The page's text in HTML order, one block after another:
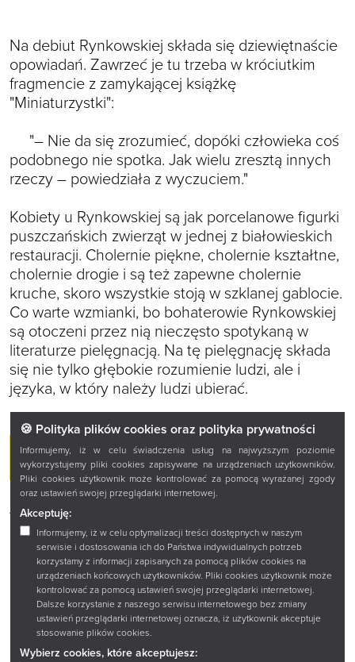
🍪 Polityka plików cookies oraz polityka prywatności
Informujemy, iż w celu świadczenia usług na najwyższym poziomie
wykorzystujemy pliki cookies zapisywane na urządzeniach użytkowników.
Pliki cookies użytkownik może kontrolować za pomocą wyrażanej zgody
oraz ustawień swojej przeglądarki internetowej.
Akceptuję:
Informujemy, iż w celu optymalizacji treści dostępnych w naszym
serwisie i dostosowania ich do Państwa indywidualnych potrzeb
korzystamy z informacji zapisanych za pomocą plików cookies na
urządzeniach końcowych użytkowników. Pliki cookies użytkownik może
kontrolować za pomocą ustawień swojej przeglądarki internetowej.
Dalsze korzystanie z naszego serwisu internetowego bez zmiany
ustawień przeglądarki internetowej oznacza, iż użytkownik akceptuje
stosowanie plików cookies.
Wybierz cookies, które akceptujesz:
Na debiut Rynkowskiej składa się dziewiętnaście
opowiadań. Zawrzeć je tu trzeba w króciutkim
fragmencie z zamykającej książkę
"Miniaturzystki":
"– Nie da się zrozumieć, dopóki człowieka coś
podobnego nie spotka. Jak wielu zresztą innych
rzeczy – powiedziała z wyczuciem."
Kobiety u Rynkowskiej są jak porcelanowe figurki
puszczańskich zwierząt w jednej z białowieskich
restauracji. Cholernie piękne, cholernie kształtne,
cholernie drogie i są też zapewne cholernie
kruche, skoro wszystkie stoją w szklanej gablocie.
Co warte wzmianki, bo bohaterowie Rynkowskiej
są otoczeni przez nią nieczęsto spotykaną w
literaturze pielęgnacją. Na tę pielęgnację składa
się nie tylko głębokie rozumienie ludzi, ale i
języka, w który należy ludzi ubierać.
SZCZEGÓŁY KSIĄŻKI
AUTOR:AGNIESZKA RYNKOWSKA
ISBN KSIĄŻKI DRUKOWANEJ:978-83-66137-90-5
DATA WYDANIA KSIĄŻKI DRUKOWANEJ:2025-11-20
LICZBA STRON:210
OKŁADKA:MIĘKKA
FORMAT KSIĄŻKI DRUKOWANEJ: